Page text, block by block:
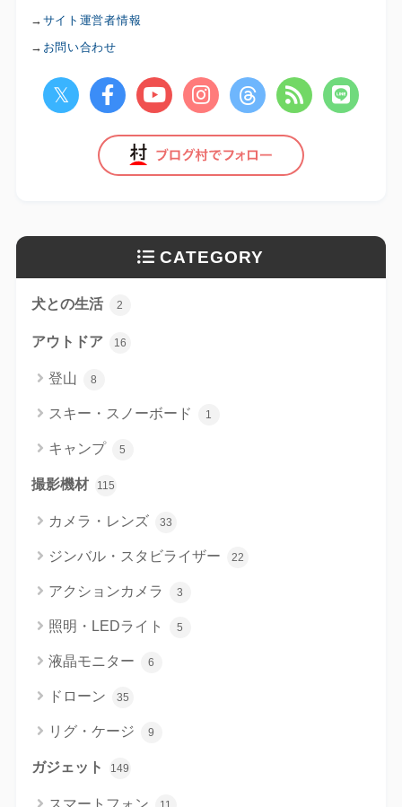
→ サイト運営者情報
→ お問い合わせ
CATEGORY
犬との生活 2
アウトドア 16
登山 8
スキー・スノーボード 1
キャンプ 5
撮影機材 115
カメラ・レンズ 33
ジンバル・スタビライザー 22
アクションカメラ 3
照明・LEDライト 5
液晶モニター 6
ドローン 35
リグ・ケージ 9
ガジェット 149